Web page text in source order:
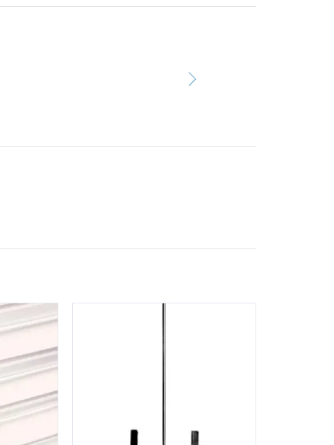
trabajo continuo en entornos difíciles.
sobre las condiciones de trabajo.
operaciones.
y con una sola mano.
y controlar el instrumento en la nube.
no deseados.
temperatura.
tiempo / velocidad.